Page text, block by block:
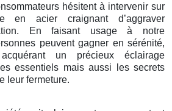
hésitent à intervenir sur
en acier craignant d’aggraver
En faisant usage à notre
peuvent gagner en sérénité,
un précieux éclairage
essentiels mais aussi les secrets
leur fermeture.